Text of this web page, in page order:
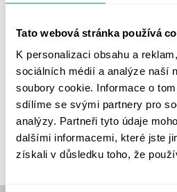
Tato webová stránka používá
K personalizaci obsahu a
sociálních médií a analýze naší
soubory cookie. Informace o
sdílíme se svými partnery pro
analýzy. Partneři tyto údaje
dalšími informacemi, které jste
získali v důsledku toho, že
VÝPOČET OSVĚTLENÍ VÝPOČET
VÝPOČTY A NÁVRHY
ZKOUŠKY NOUZOVÉHO OSVĚTLENÍ